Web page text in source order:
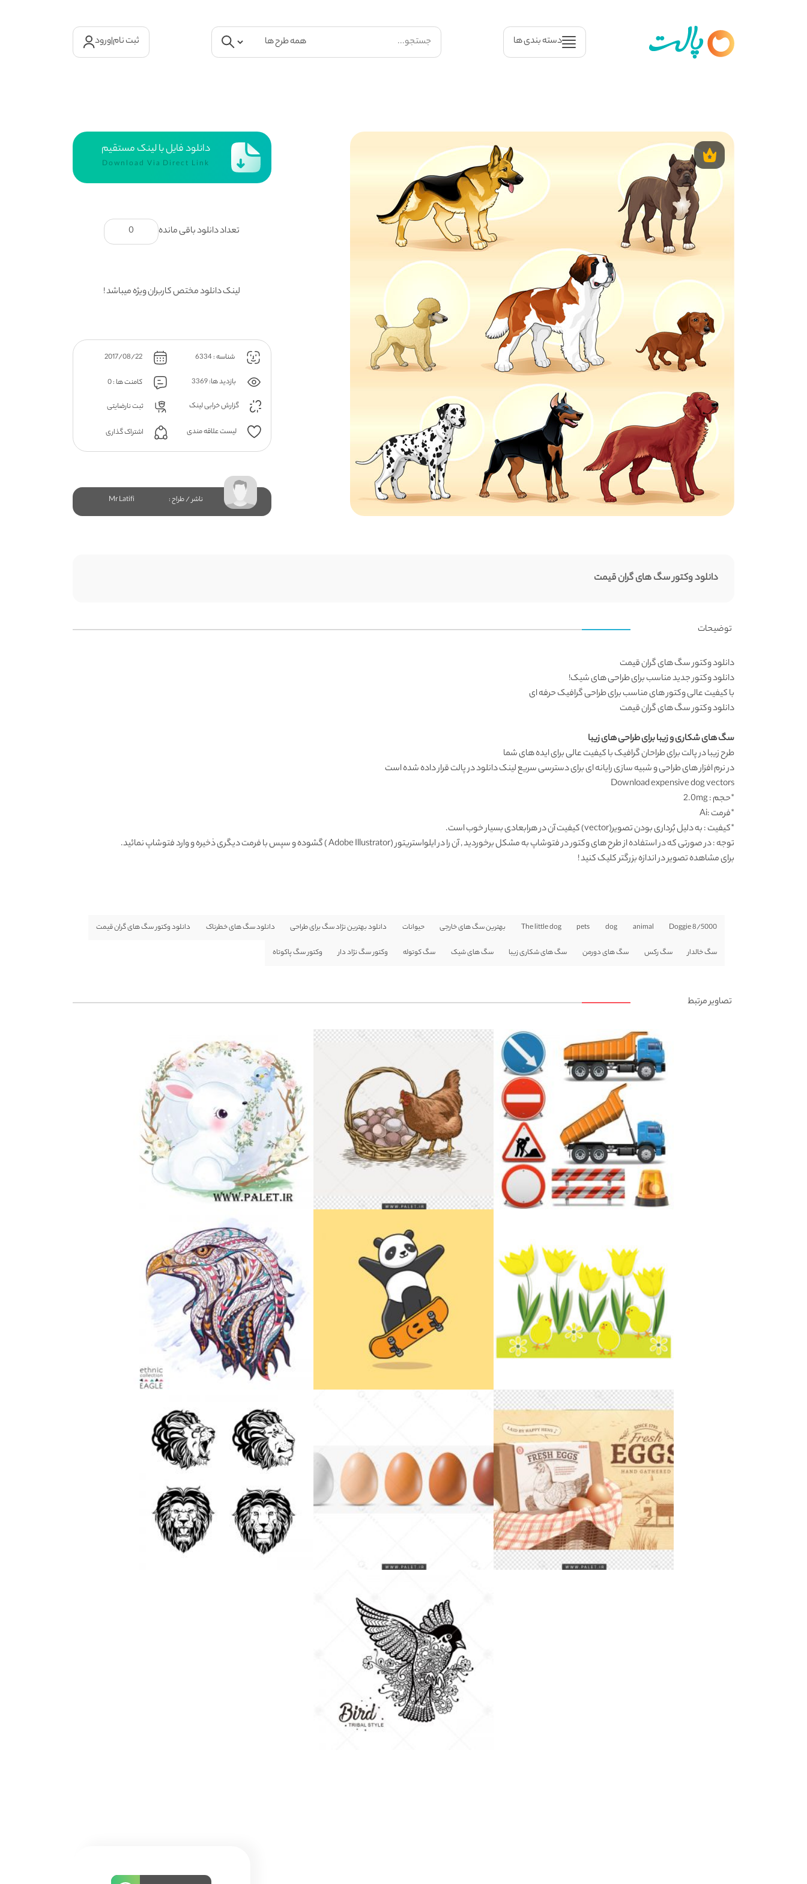
دسته بندی ها ثبت نام|ورود
دانلود فایل با لینک مستقیم
Download Via Direct Link
تعداد دانلود باقی مانده 0
لینک دانلود مختص کاربران ویژه میباشد !
شناسه : 6334 2017/08/22
بازدید ها: 3369
کامنت ها : 0
گزارش خرابی لینک
ثبت نارضایتی
لیست علاقه مندی اشتراک گذاری
ناشر / طراح : Mr Latifi
دانلود وکتور سگ های گران قیمت
توضیحات
دانلود وکتور سگ های گران قیمت
دانلود وکتور جدید مناسب برای طراحی های شیک!
با کیفیت عالی وکتور های مناسب برای طراحی گرافیک حرفه ای
دانلود وکتور سگ های گران قیمت
سگ های شکاری و زیبا برای طراحی های زیبا
طرح زیبا در پالت برای طراحان گرافیک با کیفیت عالی برای ایده های شما
در نرم افزار های طراحی و شبیه سازی رایانه ای برای دسترسی سریع لینک دانلود در پالت قرار داده شده است
Download expensive dog vectors
*حجم : 2.0mg
*فرمت :Ai
*کیفیت : به دلیل بُرداری بودن تصویر(vector) کیفیت آن در هرابعادی بسیار خوب است.
توجه : در صورتی که در استفاده از طرح های وکتور در فتوشاپ به مشکل برخوردید , آن را در ایلواستریتور (Adobe Illustrator ) گشوده و سپس با فرمت دیگری ذخیره و وارد فتوشاپ نمائید.
برای مشاهده تصویر در اندازه بزرگتر کلیک کنید !
8/5000 Doggie
animal
dog
pets
The little dog بهترین سگ های خارجی حیوانات دانلود بهترین نژاد سگ برای طراحی دانلود سگ های خطرناک دانلود وکتور سگ های گران قیمت
سگ خالدار سگ رکس سگ های دورمن سگ های شکاری زیبا سگ های شیک سگ کوتوله وکتور سگ نژاد دار وکتور سگ پاکوتاه
تصاویر مرتبط